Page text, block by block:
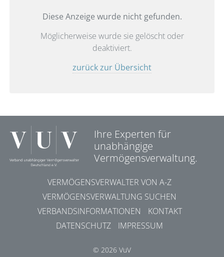
Diese Anzeige wurde nicht gefunden.
Möglicherweise wurde sie gelöscht oder
deaktiviert.
zurück zur Übersicht
Ihre Experten für
unabhängige
Vermögensverwaltung.
VERMÖGENSVERWALTER VON A-Z
VERMÖGENSVERWALTUNG SUCHEN
VERBANDSINFORMATIONEN
KONTAKT
DATENSCHUTZ
IMPRESSUM
© 2026 VuV